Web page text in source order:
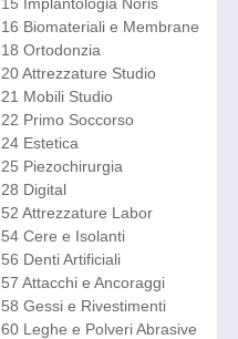
16 Biomateriali e Membrane
18 Ortodonzia
20 Attrezzature Studio
21 Mobili Studio
22 Primo Soccorso
24 Estetica
25 Piezochirurgia
28 Digital
52 Attrezzature Labor
54 Cere e Isolanti
56 Denti Artificiali
57 Attacchi e Ancoraggi
58 Gessi e Rivestimenti
60 Leghe e Polveri Abrasive